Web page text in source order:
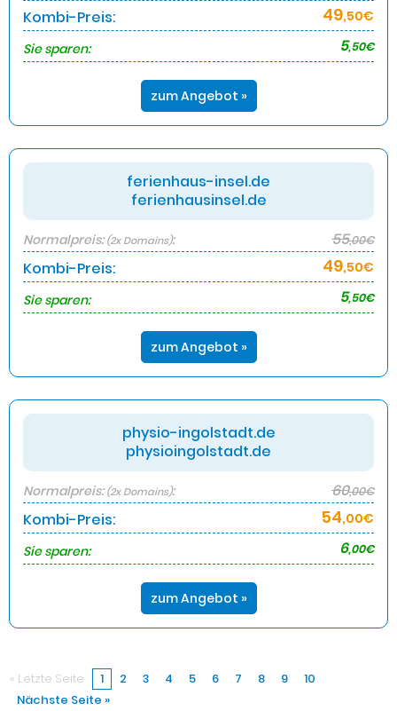
Kombi-Preis: 49,50€
Sie sparen:
5,50€
zum Angebot »
ferienhaus-insel.de
ferienhausinsel.de
Normalpreis:(2x Domains): 55,00€
Kombi-Preis: 49,50€
Sie sparen:
5,50€
zum Angebot »
physio-ingolstadt.de
physioingolstadt.de
Normalpreis:(2x Domains): 60,00€
Kombi-Preis: 54,00€
Sie sparen:
6,00€
zum Angebot »
« Letzte Seite 1 2 3 4 5 6 7 8 9
10
Nächste Seite »